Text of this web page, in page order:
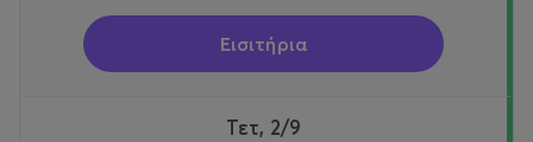
Εισιτήρια
Τετ, 2/9